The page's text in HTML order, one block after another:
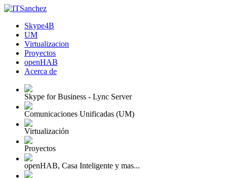
Skype4B
UM
Virtualizacion
Proyectos
openHAB
Acerca de
Skype for Business - Lync Server
Comunicaciones Unificadas (UM)
Virtualización
Proyectos
openHAB, Casa Inteligente y mas...